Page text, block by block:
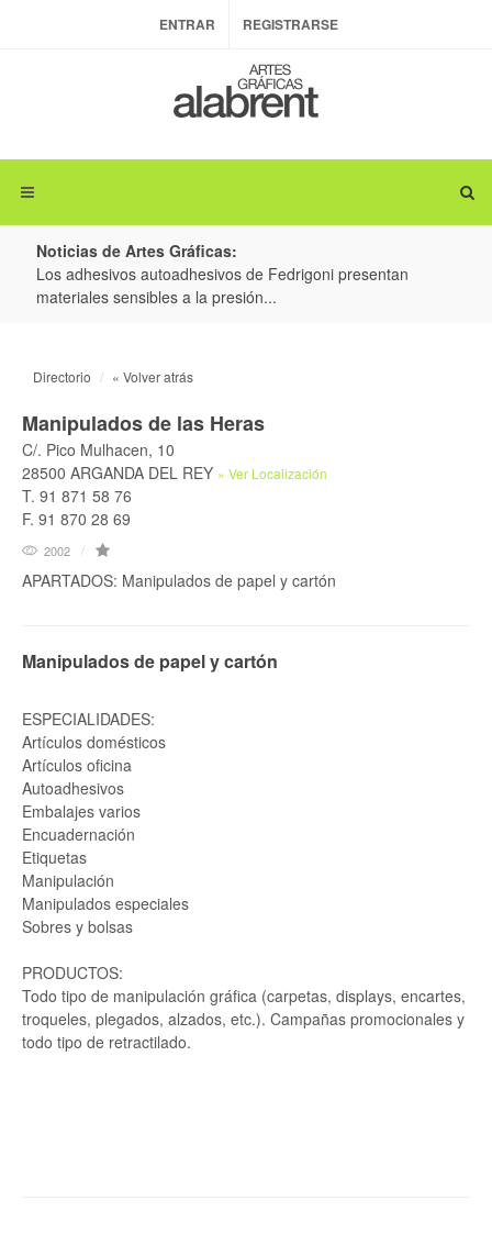
ENTRAR REGISTRARSE
Noticias de Artes Gráficas:
Los adhesivos autoadhesivos de Fedrigoni presentan
materiales sensibles a la presión...
Directorio « Volver atrás
Manipulados de las Heras
C/. Pico Mulhacen, 10
28500 ARGANDA DEL REY » Ver Localización
T. 91 871 58 76
F. 91 870 28 69
2002
APARTADOS: Manipulados de papel y cartón
Manipulados de papel y cartón
ESPECIALIDADES:
Artículos domésticos
Artículos oficina
Autoadhesivos
Embalajes varios
Encuadernación
Etiquetas
Manipulación
Manipulados especiales
Sobres y bolsas
PRODUCTOS:
Todo tipo de manipulación gráfica (carpetas, displays, encartes,
troqueles, plegados, alzados, etc.). Campañas promocionales y
todo tipo de retractilado.